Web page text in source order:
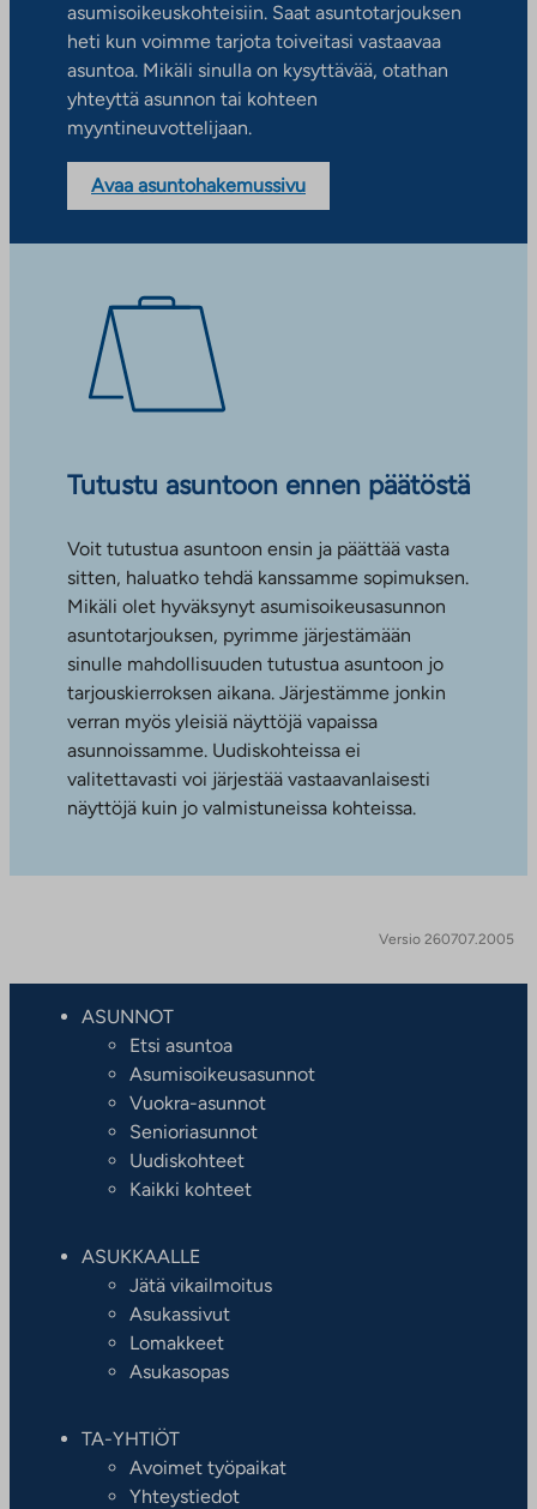
asumisoikeuskohteisiin. Saat asuntotarjouksen
heti kun voimme tarjota toiveitasi vastaavaa
asuntoa. Mikäli sinulla on kysyttävää, otathan
yhteyttä asunnon tai kohteen
myyntineuvottelijaan.
Avaa asuntohakemussivu
Tutustu asuntoon ennen päätöstä
Voit tutustua asuntoon ensin ja päättää vasta
sitten, haluatko tehdä kanssamme sopimuksen.
Mikäli olet hyväksynyt asumisoikeusasunnon
asuntotarjouksen, pyrimme järjestämään
sinulle mahdollisuuden tutustua asuntoon jo
tarjouskierroksen aikana. Järjestämme jonkin
verran myös yleisiä näyttöjä vapaissa
asunnoissamme. Uudiskohteissa ei
valitettavasti voi järjestää vastaavanlaisesti
näyttöjä kuin jo valmistuneissa kohteissa.
Versio 260707.2005
ASUNNOT
Etsi asuntoa
Asumisoikeusasunnot
Vuokra-asunnot
Senioriasunnot
Uudiskohteet
Kaikki kohteet
ASUKKAALLE
Jätä vikailmoitus
Asukassivut
Lomakkeet
Asukasopas
TA-YHTIÖT
Avoimet työpaikat
Yhteystiedot